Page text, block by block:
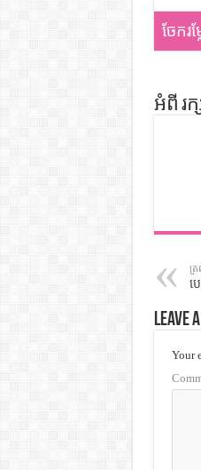
ចែករម្
អំពី រក្
ត្
ប
Leave
Your